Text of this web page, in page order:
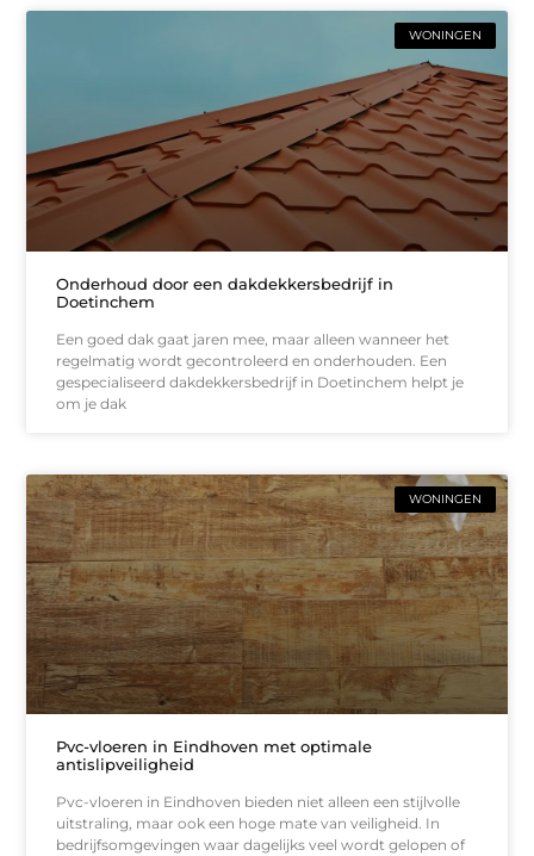
WONINGEN
Onderhoud door een dakdekkersbedrijf in
Doetinchem
Een goed dak gaat jaren mee, maar alleen wanneer het
regelmatig wordt gecontroleerd en onderhouden. Een
gespecialiseerd dakdekkersbedrijf in Doetinchem helpt je
om je dak
WONINGEN
Pvc-vloeren in Eindhoven met optimale
antislipveiligheid
Pvc-vloeren in Eindhoven bieden niet alleen een stijlvolle
uitstraling, maar ook een hoge mate van veiligheid. In
bedrijfsomgevingen waar dagelijks veel wordt gelopen of